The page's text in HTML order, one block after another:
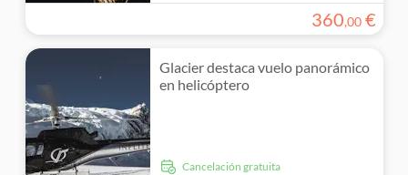
360,00 €
Glacier destaca vuelo panorámico
en helicóptero
cancelación gratuita